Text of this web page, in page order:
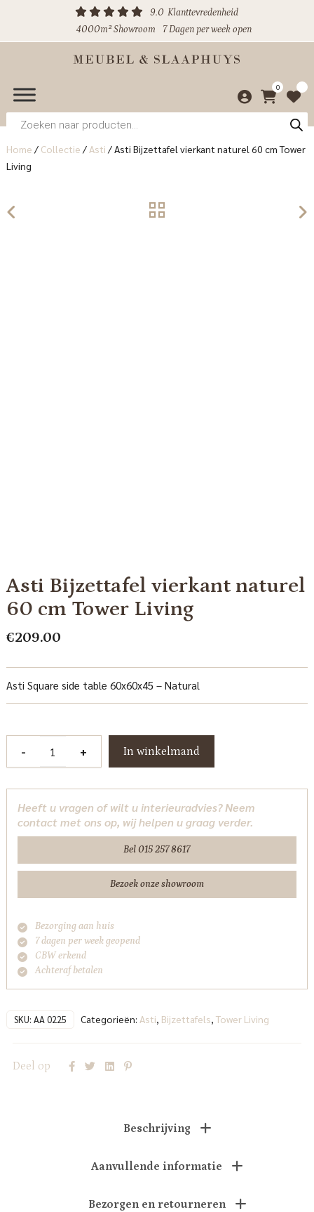
9.0 Klanttevredenheid
4000m² Showroom
7 Dagen per week open
0
Producten
zoeken
Home / Collectie / Asti /Asti Bijzettafel vierkant naturel 60 cm Tower
Living
Asti Bijzettafel vierkant naturel
60 cm Tower Living
€209.00
Asti Square side table 60x60x45 – Natural
-
Bijzettafel
naturel
cm
Living
+ In winkelmand
Heeft u vragen of wilt u interieuradvies? Neem
contact met ons op, wij helpen u graag verder.
Bel 015 257 8617
Bezoek onze showroom
Bezorging aan huis
7 dagen per week geopend
CBW erkend
Achteraf betalen
SKU: AA 0225 Categorieën: Asti, Bijzettafels, Tower Living
Deel op
Beschrijving
Aanvullende informatie
Bezorgen en retourneren